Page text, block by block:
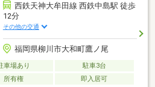
西鉄天神大牟田線 西鉄中島駅 徒歩
12分
その他の交通
福岡県柳川市大和町鷹ノ尾
車場あり
駐車3台
所有権 即入居可